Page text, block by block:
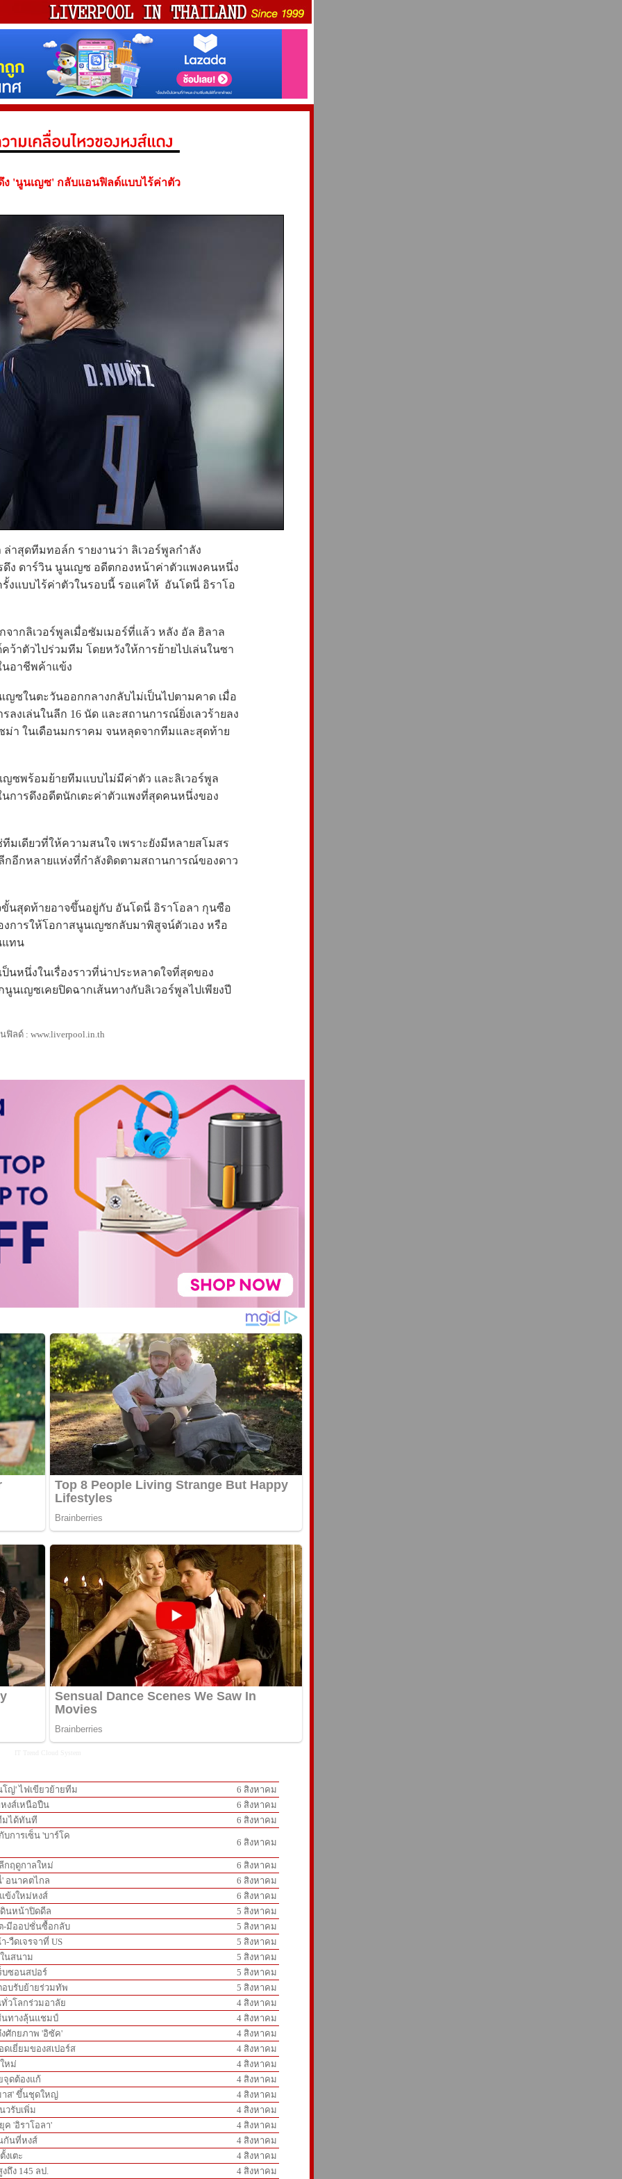
ง 'นูนเญซ' กลับแอนฟิลด์แบบไร้ค่าตัว
ล่าสุดทีมทอล์ก รายงานว่า ลิเวอร์พูลกำลัง
ดึง ดาร์วิน นูนเญซ อดีตกองหน้าค่าตัวแพงคนหนึ่ง
งแบบไร้ค่าตัวในรอบนี้ รอแค่ให้ อันโดนี่ อิราโอ
ากลิเวอร์พูลเมื่อซัมเมอร์ที่แล้ว หลัง อัล ฮิลาล
ว้าตัวไปร่วมทีม โดยหวังให้การย้ายไปเล่นในซา
นอาชีพค้าแข้ง
ญซในตะวันออกกลางกลับไม่เป็นไปตามคาด เมื่อ
รลงเล่นในลีก 16 นัด และสถานการณ์ยิ่งเลวร้ายลง
ม่า ในเดือนมกราคม จนหลุดจากทีมและสุดท้าย
ญซพร้อมย้ายทีมแบบไม่มีค่าตัว และลิเวอร์พูล
การดึงอดีตนักเตะค่าตัวแพงที่สุดคนหนึ่งของ
มเดียวที่ให้ความสนใจ เพราะยังมีหลายสโมสร
กอีกหลายแห่งที่กำลังติดตามสถานการณ์ของดาว
ขั้นสุดท้ายอาจขึ้นอยู่กับ อันโดนี่ อิราโอลา กุนซือ
งการให้โอกาสนูนเญซกลับมาพิสูจน์ตัวเอง หรือ
แทน
นหนึ่งในเรื่องราวที่น่าประหลาดใจที่สุดของ
นเญซเคยปิดฉากเส้นทางกับลิเวอร์พูลไปเพียงปี
ลด์ : www.liverpool.in.th
โญ่' ไฟเขียวย้ายทีม
6 สิงหาคม
งส์เหนือปืน
6 สิงหาคม
มได้ทันที
6 สิงหาคม
บการเซ็น 'บาร์โค
6 สิงหาคม
กฤดูกาลใหม่
6 สิงหาคม
' อนาคตไกล
6 สิงหาคม
ข้งใหม่หงส์
6 สิงหาคม
ดินหน้าปิดดีล
5 สิงหาคม
-มีออปชั่นซื้อกลับ
5 สิงหาคม
วืดเจรจาที่ US
5 สิงหาคม
นสนาม
5 สิงหาคม
บซอนสปอร์
5 สิงหาคม
อบรับย้ายร่วมทัพ
5 สิงหาคม
วโลกร่วมอาลัย
4 สิงหาคม
นทางลุ้นแชมป์
4 สิงหาคม
ศักยภาพ 'อิซัค'
4 สิงหาคม
เยี่ยมของสเปอร์ส
4 สิงหาคม
หม่
4 สิงหาคม
จุดต้องแก้
4 สิงหาคม
าส' ขึ้นชุดใหญ่
4 สิงหาคม
วรับเพิ่ม
4 สิงหาคม
ค 'อิราโอลา'
4 สิงหาคม
กันที่หงส์
4 สิงหาคม
เตะ
4 สิงหาคม
ถึง 145 ลป.
4 สิงหาคม